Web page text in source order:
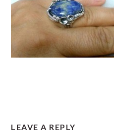
INTERACTIONS
LEAVE A REPLY